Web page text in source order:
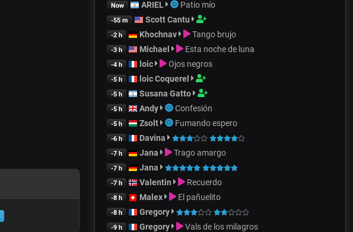
Now ARIEL Patio mío
-55 m Scott Cantu
-2 h Khochnav Tango brujo
-3 h Michael Esta noche de luna
-4 h loic Ojos negros
-5 h loic Coquerel
-5 h Susana Gatto
-5 h Andy Confesión
-5 h Zsolt Fumando espero
-6 h Davina
-7 h Jana Trago amargo
-7 h Jana
-7 h Valentin Recuerdo
-8 h Malex El pañuelito
-8 h Gregory
-9 h Gregory Vals de los milagros